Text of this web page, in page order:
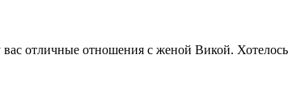
отличные отношения с женой Викой.